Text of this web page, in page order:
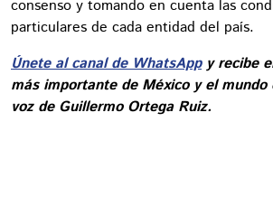
consenso y tomando en cuenta las
particulares de cada entidad del país.
Únete al canal de WhatsAppy recibe
más importante de México y el
voz de Guillermo Ortega Ruiz.